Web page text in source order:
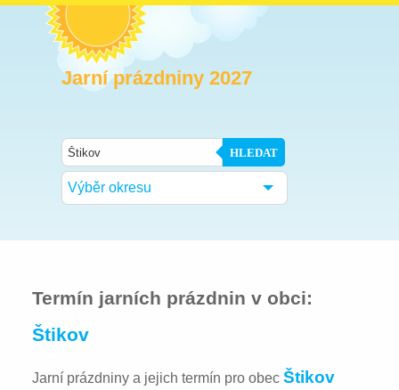
Jarní prázdniny 2027
HLEDAT
Výběr okresu
Termín jarních prázdnin v obci:
Štikov
Jarní prázdniny a jejich termín pro obecŠtikov